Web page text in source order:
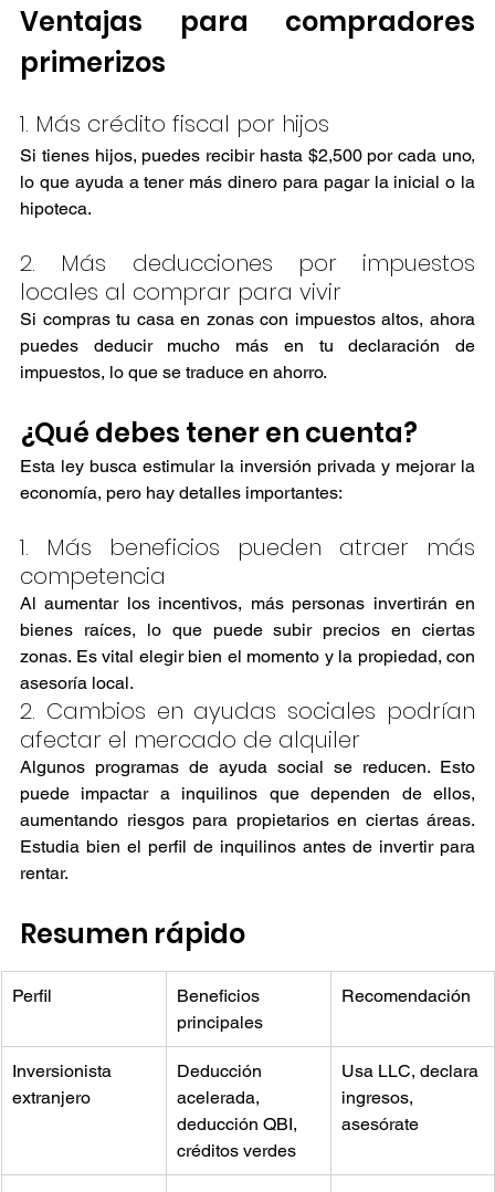
Ventajas para compradores
primerizos
1. Más crédito fiscal por hijos
Si tienes hijos, puedes recibir hasta $2,500 por cada uno,
lo que ayuda a tener más dinero para pagar la inicial o la
hipoteca.
2. Más deducciones por impuestos
locales al comprar para vivir
Si compras tu casa en zonas con impuestos altos, ahora
puedes deducir mucho más en tu declaración de
impuestos, lo que se traduce en ahorro.
¿Qué debes tener en cuenta?
Esta ley busca estimular la inversión privada y mejorar la
economía, pero hay detalles importantes:
1. Más beneficios pueden atraer más
competencia
Al aumentar los incentivos, más personas invertirán en
bienes raíces, lo que puede subir precios en ciertas
zonas. Es vital elegir bien el momento y la propiedad, con
asesoría local.
2. Cambios en ayudas sociales podrían
afectar el mercado de alquiler
Algunos programas de ayuda social se reducen. Esto
puede impactar a inquilinos que dependen de ellos,
aumentando riesgos para propietarios en ciertas áreas.
Estudia bien el perfil de inquilinos antes de invertir para
rentar.
Resumen rápido
Perfil
Beneficios
principales
Recomendación
Inversionista
extranjero
Deducción
acelerada,
deducción QBI,
créditos verdes
Usa LLC, declara
ingresos,
asesórate